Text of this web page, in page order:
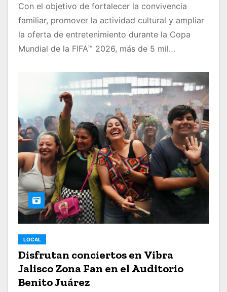
Con el objetivo de fortalecer la convivencia
familiar, promover la actividad cultural y ampliar
la oferta de entretenimiento durante la Copa
Mundial de la FIFA™ 2026, más de 5 mil…
LOCAL
Disfrutan conciertos en Vibra
Jalisco Zona Fan en el Auditorio
Benito Juárez